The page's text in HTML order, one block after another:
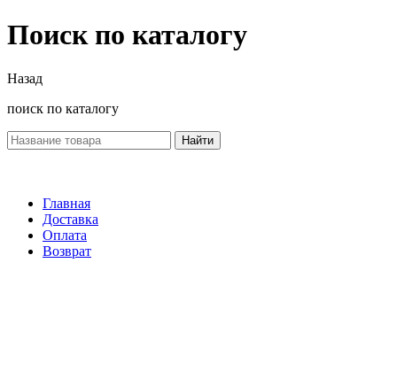
Поиск по каталогу
Назад
поиск по каталогу
Найти
Главная
Доставка
Оплата
Возврат